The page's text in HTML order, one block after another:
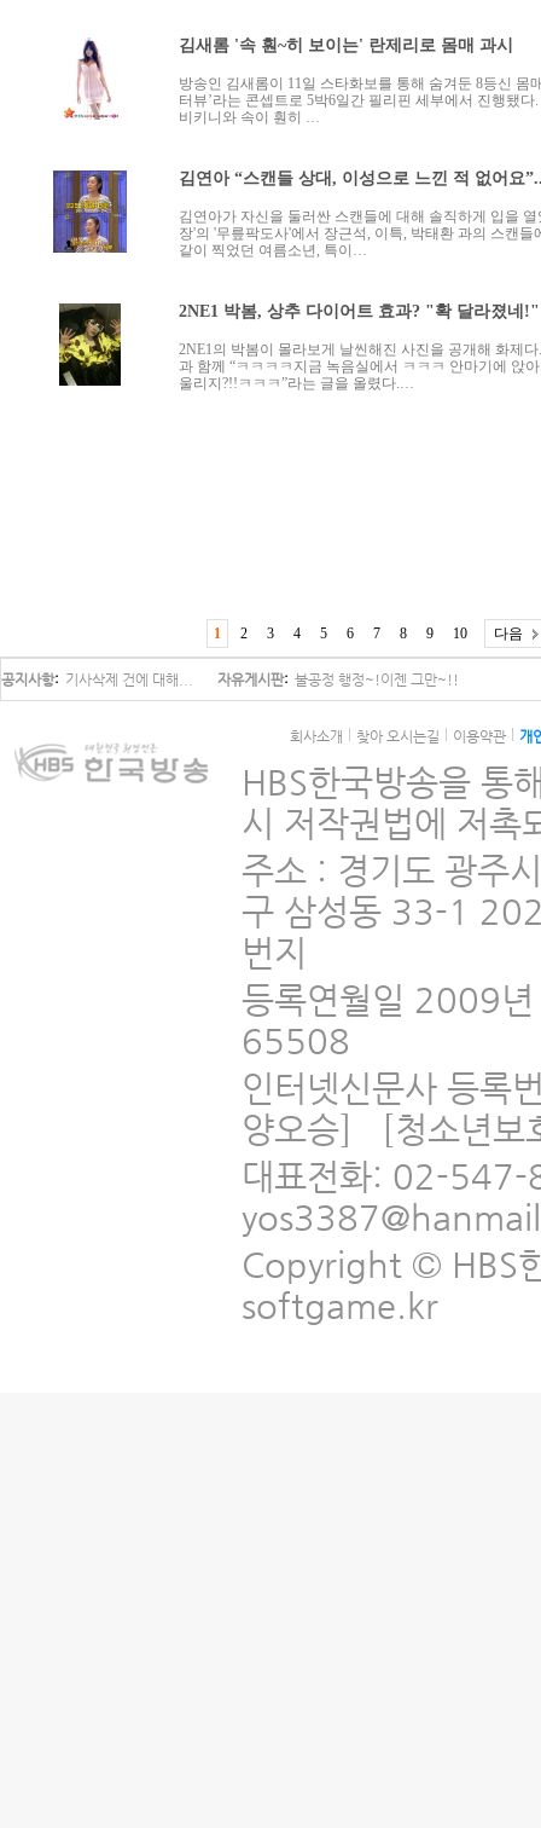
김새롬 '속 훤~히 보이는' 란제리로 몸매 과시
방송인 김새롬이 11일 스타화보를 통해 숨겨둔 8등신 몸
터뷰’라는 콘셉트로 5박6일간 필리핀 세부에서 진행됐
비키니와 속이 훤히 …
김연아 “스캔들 상대, 이성으로 느낀 적 없어요
김연아가 자신을 둘러싼 스캔들에 대해 솔직하게 입을
장'의 '무릎팍도사'에서 장근석, 이특, 박태환 과의 스캔
같이 찍었던 여름소년, 특이…
2NE1 박봄, 상추 다이어트 효과? "확 달라졌네!"
2NE1의 박봄이 몰라보게 날씬해진 사진을 공개해 화제
과 함께 “ㅋㅋㅋㅋ지금 녹음실에서 ㅋㅋㅋ 안마기에 앉
울리지?!!ㅋㅋㅋ”라는 글을 올렸다.…
1 2 3 4 5 6 7 8 9 10 다음
공지사항 기사삭제 건에 대해... 자유게시판 불공정 행정~!이젠 그만~!!
회사소개 찾아 오시는길 이용약관 개
HBS한국방송을 통
시 저작권법에 저촉
주소 : 경기도 광주
구 삼성동 33-1
번지
등록연월일 2009
65508
인터넷신문사 등
양오승] [청소년보
대표전화: 02-
Copyright © HBS
softgame.kr